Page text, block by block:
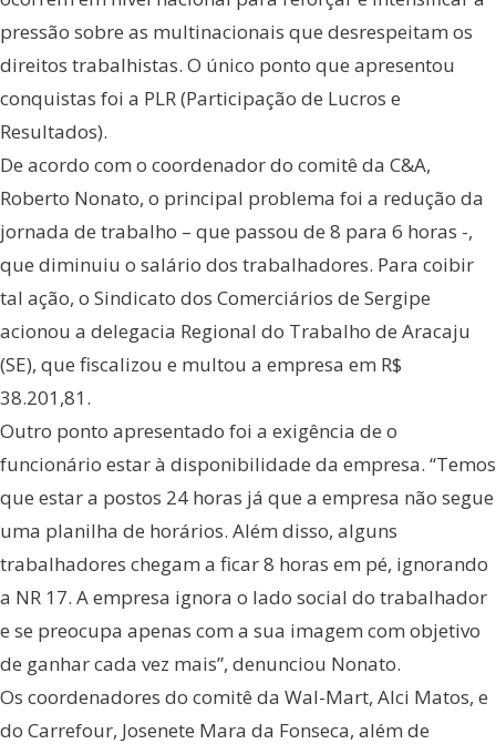
pressão sobre as multinacionais que desrespeitam os
direitos trabalhistas. O único ponto que apresentou
conquistas foi a PLR (Participação de Lucros e
Resultados).
De acordo com o coordenador do comitê da C&A,
Roberto Nonato, o principal problema foi a redução da
jornada de trabalho – que passou de 8 para 6 horas -,
que diminuiu o salário dos trabalhadores. Para coibir
tal ação, o Sindicato dos Comerciários de Sergipe
acionou a delegacia Regional do Trabalho de Aracaju
(SE), que fiscalizou e multou a empresa em R$
38.201,81.
Outro ponto apresentado foi a exigência de o
funcionário estar à disponibilidade da empresa. “Temos
que estar a postos 24 horas já que a empresa não segue
uma planilha de horários. Além disso, alguns
trabalhadores chegam a ficar 8 horas em pé, ignorando
a NR 17. A empresa ignora o lado social do trabalhador
e se preocupa apenas com a sua imagem com objetivo
de ganhar cada vez mais”, denunciou Nonato.
Os coordenadores do comitê da Wal-Mart, Alci Matos, e
do Carrefour, Josenete Mara da Fonseca, além de